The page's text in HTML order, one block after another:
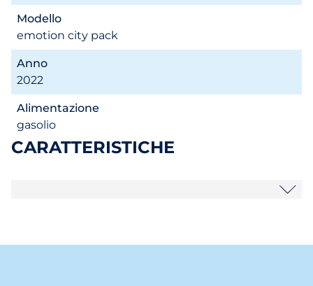
Modello
emotion city pack
Anno
2022
Alimentazione
gasolio
CARATTERISTICHE